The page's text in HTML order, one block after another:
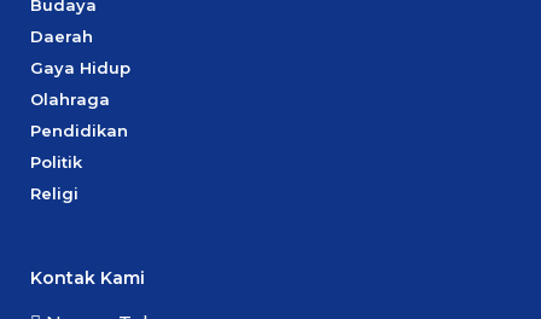
Budaya
Daerah
Gaya Hidup
Olahraga
Pendidikan
Politik
Religi
Kontak Kami